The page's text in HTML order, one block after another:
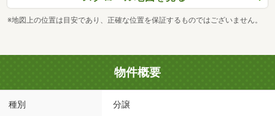
※地図上の位置は目安であり、正確な位置を保証するものではございません。
物件概要
種別 分譲